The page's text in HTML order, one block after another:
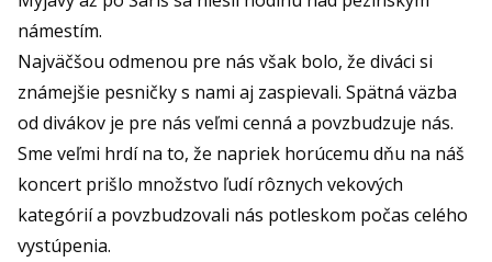
námestím.
Najväčšou odmenou pre nás však bolo, že diváci si
známejšie pesničky s nami aj zaspievali. Spätná väzba
od divákov je pre nás veľmi cenná a povzbudzuje nás.
Sme veľmi hrdí na to, že napriek horúcemu dňu na náš
koncert prišlo množstvo ľudí rôznych vekových
kategórií a povzbudzovali nás potleskom počas celého
vystúpenia.